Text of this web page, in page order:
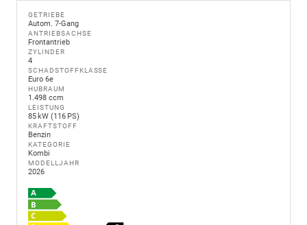
GETRIEBE
Autom. 7-Gang
ANTRIEBSACHSE
Frontantrieb
ZYLINDER
4
SCHADSTOFFKLASSE
Euro 6e
HUBRAUM
1.498 ccm
LEISTUNG
85 kW (116 PS)
KRAFTSTOFF
Benzin
KATEGORIE
Kombi
MODELLJAHR
2026